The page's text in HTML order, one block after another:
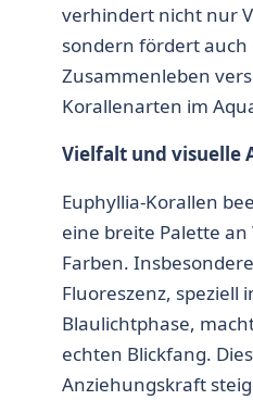
verhindert nicht nur
sondern fördert auch
Zusammenleben
Korallenarten im
Vielfalt und visuelle
Euphyllia-Korallen
eine breite Palette
Farben.
Fluoreszenz, speziell
Blaulichtphase,
echten Blickfang.
Anziehungskraft